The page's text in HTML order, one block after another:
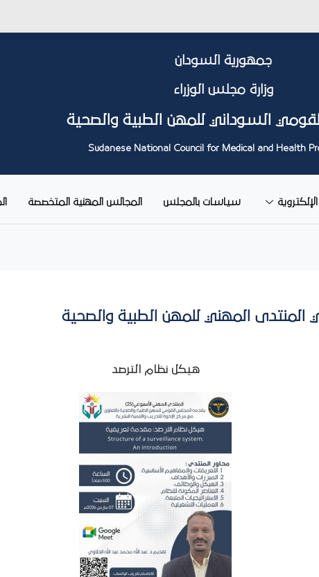
جمهورية السودان
وزارة مجلس الوزراء
السوداني للمهن الطبية والصحية
Sudanese National Council for Medical and Health
سياسات بالمجلس المجالس المهنية المتخصصة
المهني للمهن الطبية والصحية
هيكل نظام الترصد